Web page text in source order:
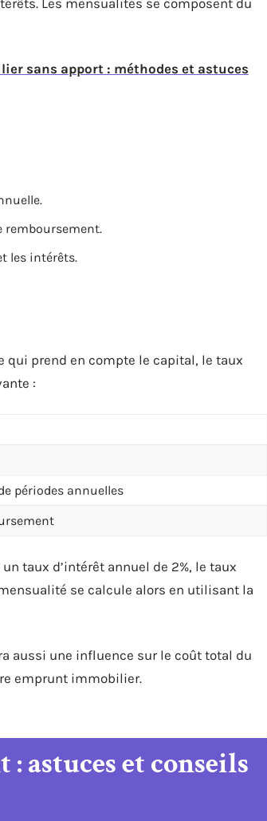
Les mensualités se composent du
sans apport : méthodes et astuces
remboursement.
les intérêts.
prend en compte le capital, le taux
:
périodes annuelles
taux d’intérêt annuel de 2%, le taux
se calcule alors en utilisant la
aussi une influence sur le coût total du
emprunt immobilier.
astuces et conseils